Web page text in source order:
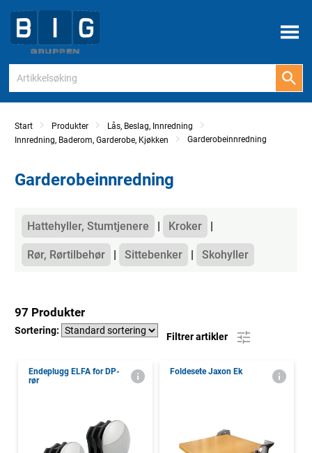
Meny
Start Produkter
Lås, Beslag, Innredning
Innredning, Baderom, Garderobe, Kjøkken
Garderobeinnredning
Garderobeinnredning
Kategorier
Hattehyller, Stumtjenere Kroker
Rør, Rørtilbehør Sittebenker Skohyller
97 Produkter
Sortering:
Filtrer artikler
Endeplugg ELFA for DP-
rør
Foldesete Jaxon Ek